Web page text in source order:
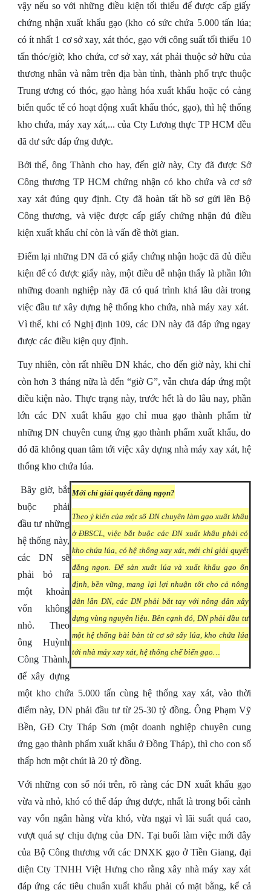
vậy nếu so với những điều kiện tối thiểu để được cấp giấy
chứng nhận xuất khẩu gạo (kho có sức chứa 5.000 tấn lúa;
có ít nhất 1 cơ sở xay, xát thóc, gạo với công suất tối thiểu 10
tấn thóc/giờ; kho chứa, cơ sở xay, xát phải thuộc sở hữu của
thương nhân và nằm trên địa bàn tỉnh, thành phố trực thuộc
Trung ương có thóc, gạo hàng hóa xuất khẩu hoặc có cảng
biển quốc tế có hoạt động xuất khẩu thóc, gạo), thì hệ thống
kho chứa, máy xay xát,... của Cty Lương thực TP HCM đều
đã dư sức đáp ứng được.
Bởi thế, ông Thành cho hay, đến giờ này, Cty đã được Sở
Công thương TP HCM chứng nhận có kho chứa và cơ sở
xay xát đúng quy định. Cty đã hoàn tất hồ sơ gửi lên Bộ
Công thương, và việc được cấp giấy chứng nhận đủ điều
kiện xuất khẩu chỉ còn là vấn đề thời gian.
Điểm lại những DN đã có giấy chứng nhận hoặc đã đủ điều
kiện để có được giấy này, một điều dễ nhận thấy là phần lớn
những doanh nghiệp này đã có quá trình khá lâu dài trong
việc đầu tư xây dựng hệ thống kho chứa, nhà máy xay xát.
Vì thế, khi có Nghị định 109, các DN này đã đáp ứng ngay
được các điều kiện quy định.
Tuy nhiên, còn rất nhiều DN khác, cho đến giờ này, khi chỉ
còn hơn 3 tháng nữa là đến “giờ G”, vẫn chưa đáp ứng một
điều kiện nào. Thực trạng này, trước hết là do lâu nay, phần
lớn các DN xuất khẩu gạo chỉ mua gạo thành phẩm từ
những DN chuyên cung ứng gạo thành phẩm xuất khẩu, do
đó đã không quan tâm tới việc xây dựng nhà máy xay xát, hệ
thống kho chứa lúa.
Mới chỉ giải quyết đằng ngọn?
Theo ý kiến của một số DN chuyên làm gạo xuất khẩu
ở ĐBSCL, việc bắt buộc các DN xuất khẩu phải có
kho chứa lúa, có hệ thống xay xát, mới chỉ giải quyết
đằng ngọn. Để sản xuất lúa và xuất khẩu gạo ổn
định, bền vững, mang lại lợi nhuận tốt cho cả nông
dân lẫn DN, các DN phải bắt tay với nông dân xây
dựng vùng nguyên liệu. Bên cạnh đó, DN phải đầu tư
một hệ thống bài bản từ cơ sở sấy lúa, kho chứa lúa
tới nhà máy xay xát, hệ thống chế biến gạo…
Bây giờ, bắt
buộc phải
đầu tư những
hệ thống này,
các DN sẽ
phải bỏ ra
một khoản
vốn không
nhỏ. Theo
ông Huỳnh
Công Thành,
để xây dựng
một kho chứa 5.000 tấn cùng hệ thống xay xát, vào thời
điểm này, DN phải đầu tư từ 25-30 tỷ đồng. Ông Phạm Vỹ
Bền, GĐ Cty Tháp Sơn (một doanh nghiệp chuyên cung
ứng gạo thành phẩm xuất khẩu ở Đồng Tháp), thì cho con số
thấp hơn một chút là 20 tỷ đồng.
Với những con số nói trên, rõ ràng các DN xuất khẩu gạo
vừa và nhỏ, khó có thể đáp ứng được, nhất là trong bối cảnh
vay vốn ngân hàng vừa khó, vừa ngại vì lãi suất quá cao,
vượt quá sự chịu đựng của DN. Tại buổi làm việc mới đây
của Bộ Công thương với các DNXK gạo ở Tiền Giang, đại
diện Cty TNHH Việt Hưng cho rằng xây nhà máy xay xát
đáp ứng các tiêu chuẩn xuất khẩu phải có mặt bằng, kể cả